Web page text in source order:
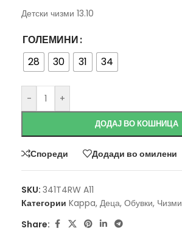
Детски чизми 13.10
ГОЛЕМИНИ
28
30 31 34
- +
ДОДАЈ ВО КОШНИЦА
Спореди Додади во омилени
SKU: 341T4RW A11
Категории Kappa, Деца, Обувки, Чизми
Share: